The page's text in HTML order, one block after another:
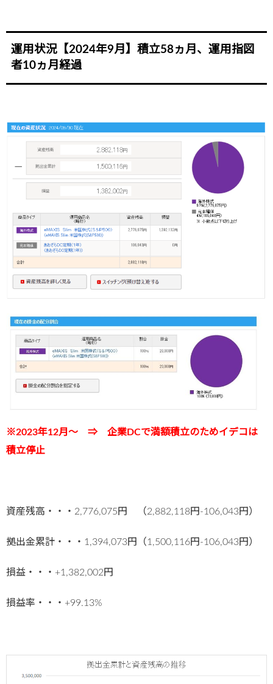
運用状況【2024年9月】積立58ヵ月、運用指図
者10ヵ月経過
※2023年12月～ ⇒ 企業DCで満額積立のためイデコは
積立停止
資産残高・・・2,776,075円 （2,882,118円-106,043円）
拠出金累計・・・1,394,073円（1,500,116円-106,043円）
損益・・・+1,382,002円
損益率・・・+99.13%